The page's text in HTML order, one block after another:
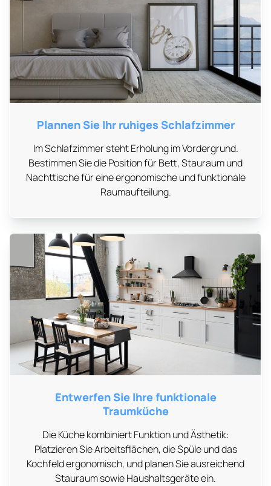
Plannen Sie Ihr ruhiges Schlafzimmer
Im Schlafzimmer steht Erholung im Vordergrund.
Bestimmen Sie die Position für Bett, Stauraum und
Nachttische für eine ergonomische und funktionale
Raumaufteilung.
Entwerfen Sie Ihre funktionale
Traumküche
Die Küche kombiniert Funktion und Ästhetik:
Platzieren Sie Arbeitsflächen, die Spüle und das
Kochfeld ergonomisch, und planen Sie ausreichend
Stauraum sowie Haushaltsgeräte ein.